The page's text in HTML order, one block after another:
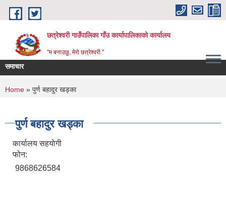
Skip to main content
छत्रेश्वरी गाउँपालिका गाँउ कार्यापालिकाको कार्यालय
"म बनाउछु, मेरो छत्रेश्वरी "
समाचार
You are here
Home » पुर्ण बहादुर खड्का
पुर्ण बहादुर खड्का
कार्यालय सहयाेगी
फोन:
9868626584